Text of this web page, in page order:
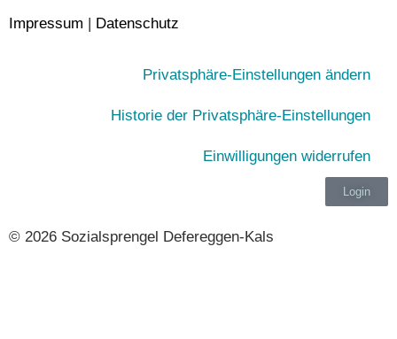
Impressum | Datenschutz
Pri­vat­sphä­re-Ein­stel­lun­gen ändern
His­to­rie der Privatsphäre-Einstellungen
Ein­wil­li­gun­gen widerrufen
Login
© 2026 Sozialsprengel Defereggen-Kals